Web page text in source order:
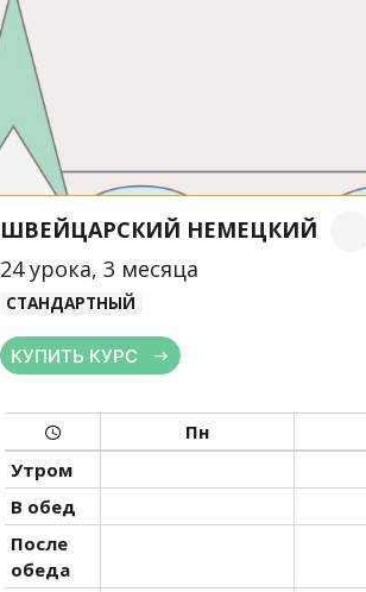
ШВЕЙЦАРСКИЙ НЕМЕЦКИЙ
24 урока, 3 месяца
СТАНДАРТНЫЙ
КУПИТЬ КУРС
Пн
Утром
В обед
После
обеда